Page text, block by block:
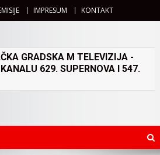
IMPRESUM KONTAKT
GRADSKA M TELEVIZIJA -
629. SUPERNOVA I 547.